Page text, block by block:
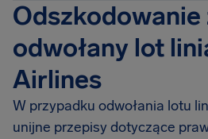
Odszkodowanie
odwołany lot
Airlines
W przypadku odwołania lotu
unijne przepisy dotyczące